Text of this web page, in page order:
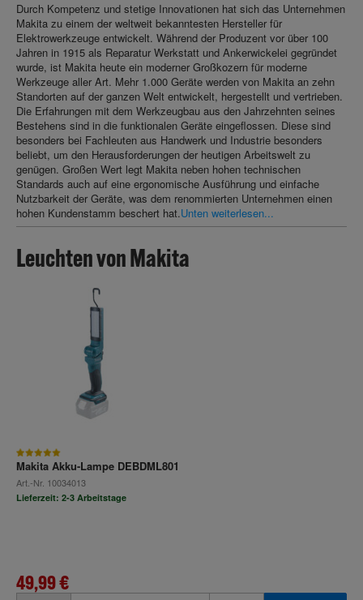
Durch Kompetenz und stetige Innovationen hat sich das Unternehmen
Makita zu einem der weltweit bekanntesten Hersteller für
Elektrowerkzeuge entwickelt. Während der Produzent vor über 100
Jahren in 1915 als Reparatur Werkstatt und Ankerwickelei gegründet
wurde, ist Makita heute ein moderner Großkozern für moderne
Werkzeuge aller Art. Mehr 1.000 Geräte werden von Makita an zehn
Standorten auf der ganzen Welt entwickelt, hergestellt und vertrieben.
Die Erfahrungen mit dem Werkzeugbau aus den Jahrzehnten seines
Bestehens sind in die funktionalen Geräte eingeflossen. Diese sind
besonders bei Fachleuten aus Handwerk und Industrie besonders
beliebt, um den Herausforderungen der heutigen Arbeitswelt zu
genügen. Großen Wert legt Makita neben hohen technischen
Standards auch auf eine ergonomische Ausführung und einfache
Nutzbarkeit der Geräte, was dem renommierten Unternehmen einen
hohen Kundenstamm beschert hat.Unten weiterlesen...
Leuchten von Makita
Makita Akku-Lampe DEBDML801
Art.-Nr. 10034013
Lieferzeit: 2-3 Arbeitstage
49,99 €